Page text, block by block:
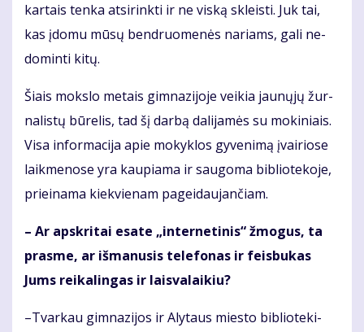
kar­tais ten­ka at­si­rink­ti ir ne vis­ką skleis­ti. Juk tai,
kas įdo­mu mū­sų ben­druo­me­nės na­riams, ga­li ne­
do­min­ti ki­tų.
Šiais moks­lo me­tais gim­na­zi­jo­je vei­kia jau­nų­jų žur­
na­lis­tų bū­re­lis, tad šį dar­bą da­li­ja­mės su mo­ki­niais.
Vi­sa in­for­ma­ci­ja apie mo­kyk­los gy­ve­ni­mą įvai­rio­se
laik­me­no­se yra kau­pia­ma ir sau­go­ma bib­lio­te­ko­je,
pri­ei­na­ma kiek­vie­nam pa­gei­dau­jan­čiam.
– Ar ap­skri­tai esa­te „in­ter­ne­ti­nis“ žmo­gus, ta
pras­me, ar iš­ma­nu­sis te­le­fo­nas ir feis­bu­kas
Jums rei­ka­lin­gas ir lais­va­lai­kiu?
–Tvar­kau gim­na­zi­jos ir Aly­taus mies­to bib­lio­te­ki­